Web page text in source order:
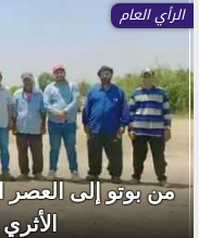
الرأي العام
من بوتو إلى